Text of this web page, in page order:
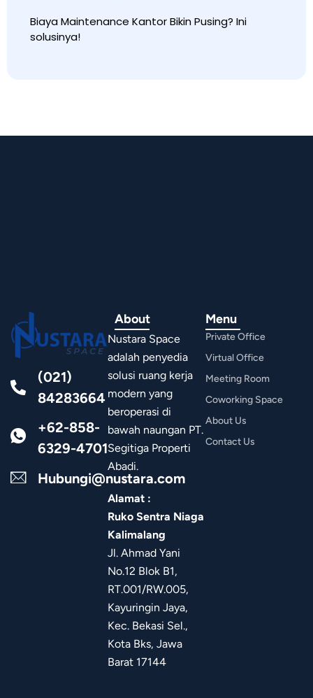
Biaya Maintenance Kantor Bikin Pusing? Ini
solusinya!
(021)
84283664
+62-858-
6329-4701
Hubungi@nustara.com
About
Nustara Space
adalah penyedia
solusi ruang kerja
modern yang
beroperasi di
bawah naungan PT.
Segitiga Properti
Abadi.
Alamat :
Ruko Sentra Niaga
Kalimalang
Jl. Ahmad Yani
No.12 Blok B1,
RT.001/RW.005,
Kayuringin Jaya,
Kec. Bekasi Sel.,
Kota Bks, Jawa
Barat 17144
Menu
Private Office
Virtual Office
Meeting Room
Coworking Space
About Us
Contact Us